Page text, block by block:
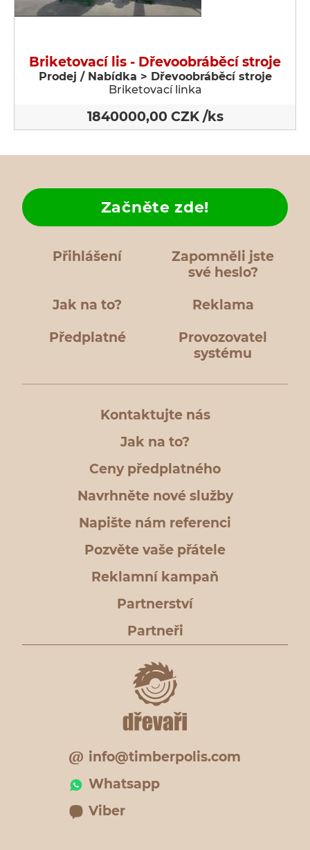
Briketovací lis - Dřevoobráběcí stroje
Prodej / Nabídka > Dřevoobráběcí stroje
Briketovací linka
1840000,00 CZK /ks
Přihlášení
Zapomněli jste
své heslo?
Jak na to?
Začněte zde!
Reklama
Předplatné
Provozovatel
systému
Kontaktujte nás
Jak na to?
Ceny předplatného
Navrhněte nové služby
Napište nám referenci
Pozvěte vaše přátele
Reklamní kampaň
Partnerství
Partneři
info@timberpolis.com
Whatsapp
Viber